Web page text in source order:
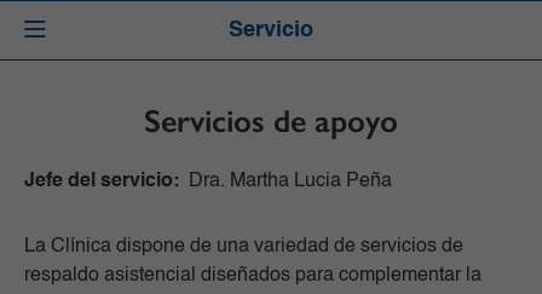
Servicio
Servicios de apoyo
Jefe del servicio: Dra. Martha Lucia Peña
La Clínica dispone de una variedad de servicios de
respaldo asistencial diseñados para complementar la